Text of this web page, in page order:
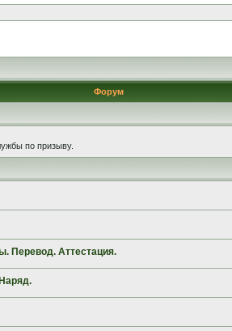
Форум
по призыву.
Перевод. Аттестация.